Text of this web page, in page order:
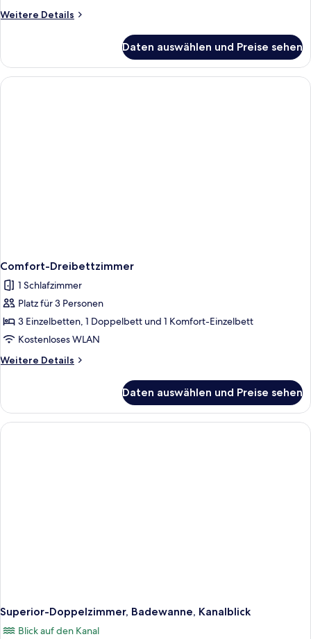
Weitere Details
Weitere
Doppelzimmer
Daten auswählen und Preise sehen
Comfort-Dreibettzimmer
1 Schlafzimmer
Platz für 3 Personen
3 Einzelbetten, 1 Doppelbett und 1 Komfort-Einzelbett
Kostenloses WLAN
Weitere Details
Weitere
Dreibettzimmer
Daten auswählen und Preise sehen
Superior-Doppelzimmer, Badewanne, Kanalblick
Blick auf den Kanal